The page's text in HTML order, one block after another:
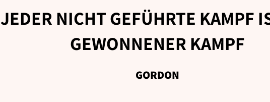
JEDER NICHT GEFÜHRTE KAMPF
GEWONNENER KAMPF
GORDON